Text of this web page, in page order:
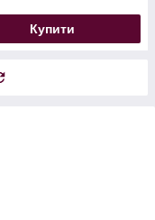
Купити